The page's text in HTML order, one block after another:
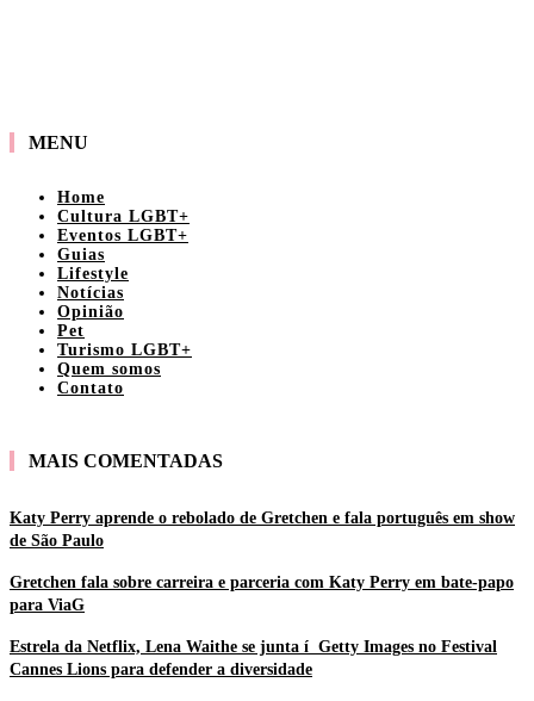
MENU
Home
Cultura LGBT+
Eventos LGBT+
Guias
Lifestyle
Notícias
Opinião
Pet
Turismo LGBT+
Quem somos
Contato
MAIS COMENTADAS
Katy Perry aprende o rebolado de Gretchen e fala português em show
de São Paulo
Gretchen fala sobre carreira e parceria com Katy Perry em bate-papo
para ViaG
Estrela da Netflix, Lena Waithe se junta í Getty Images no Festival
Cannes Lions para defender a diversidade